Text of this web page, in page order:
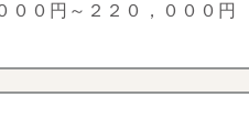
００円～２２０，０００